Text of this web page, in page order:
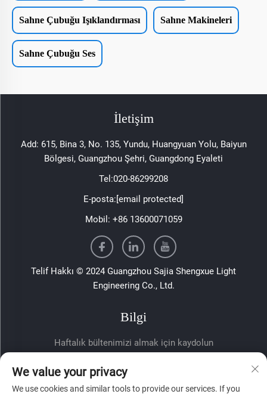
Sahne Çubuğu Işıklandırması Sahne Makineleri
Sahne Çubuğu Ses
İletişim
Add: 615, Bina 3, No. 135, Yundu, Huangyuan Yolu, Baiyun
Bölgesi, Guangzhou Şehri, Guangdong Eyaleti
Tel:020-86299208
E-posta: [email protected]
Mobil: +86 13600071059
Telif Hakkı © 2024 Guangzhou Sajia Shengxue Light
Engineering Co., Ltd.
Bilgi
Haftalık bültenimizi almak için kaydolun
We value your privacy
We use cookies and similar tools to provide our services. If you